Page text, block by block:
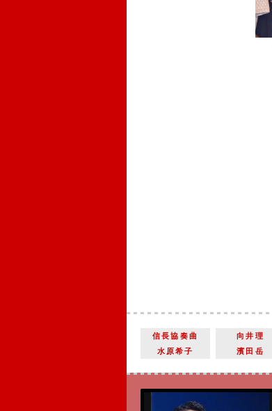
信長協奏曲 向井理
水原希子
濱田岳